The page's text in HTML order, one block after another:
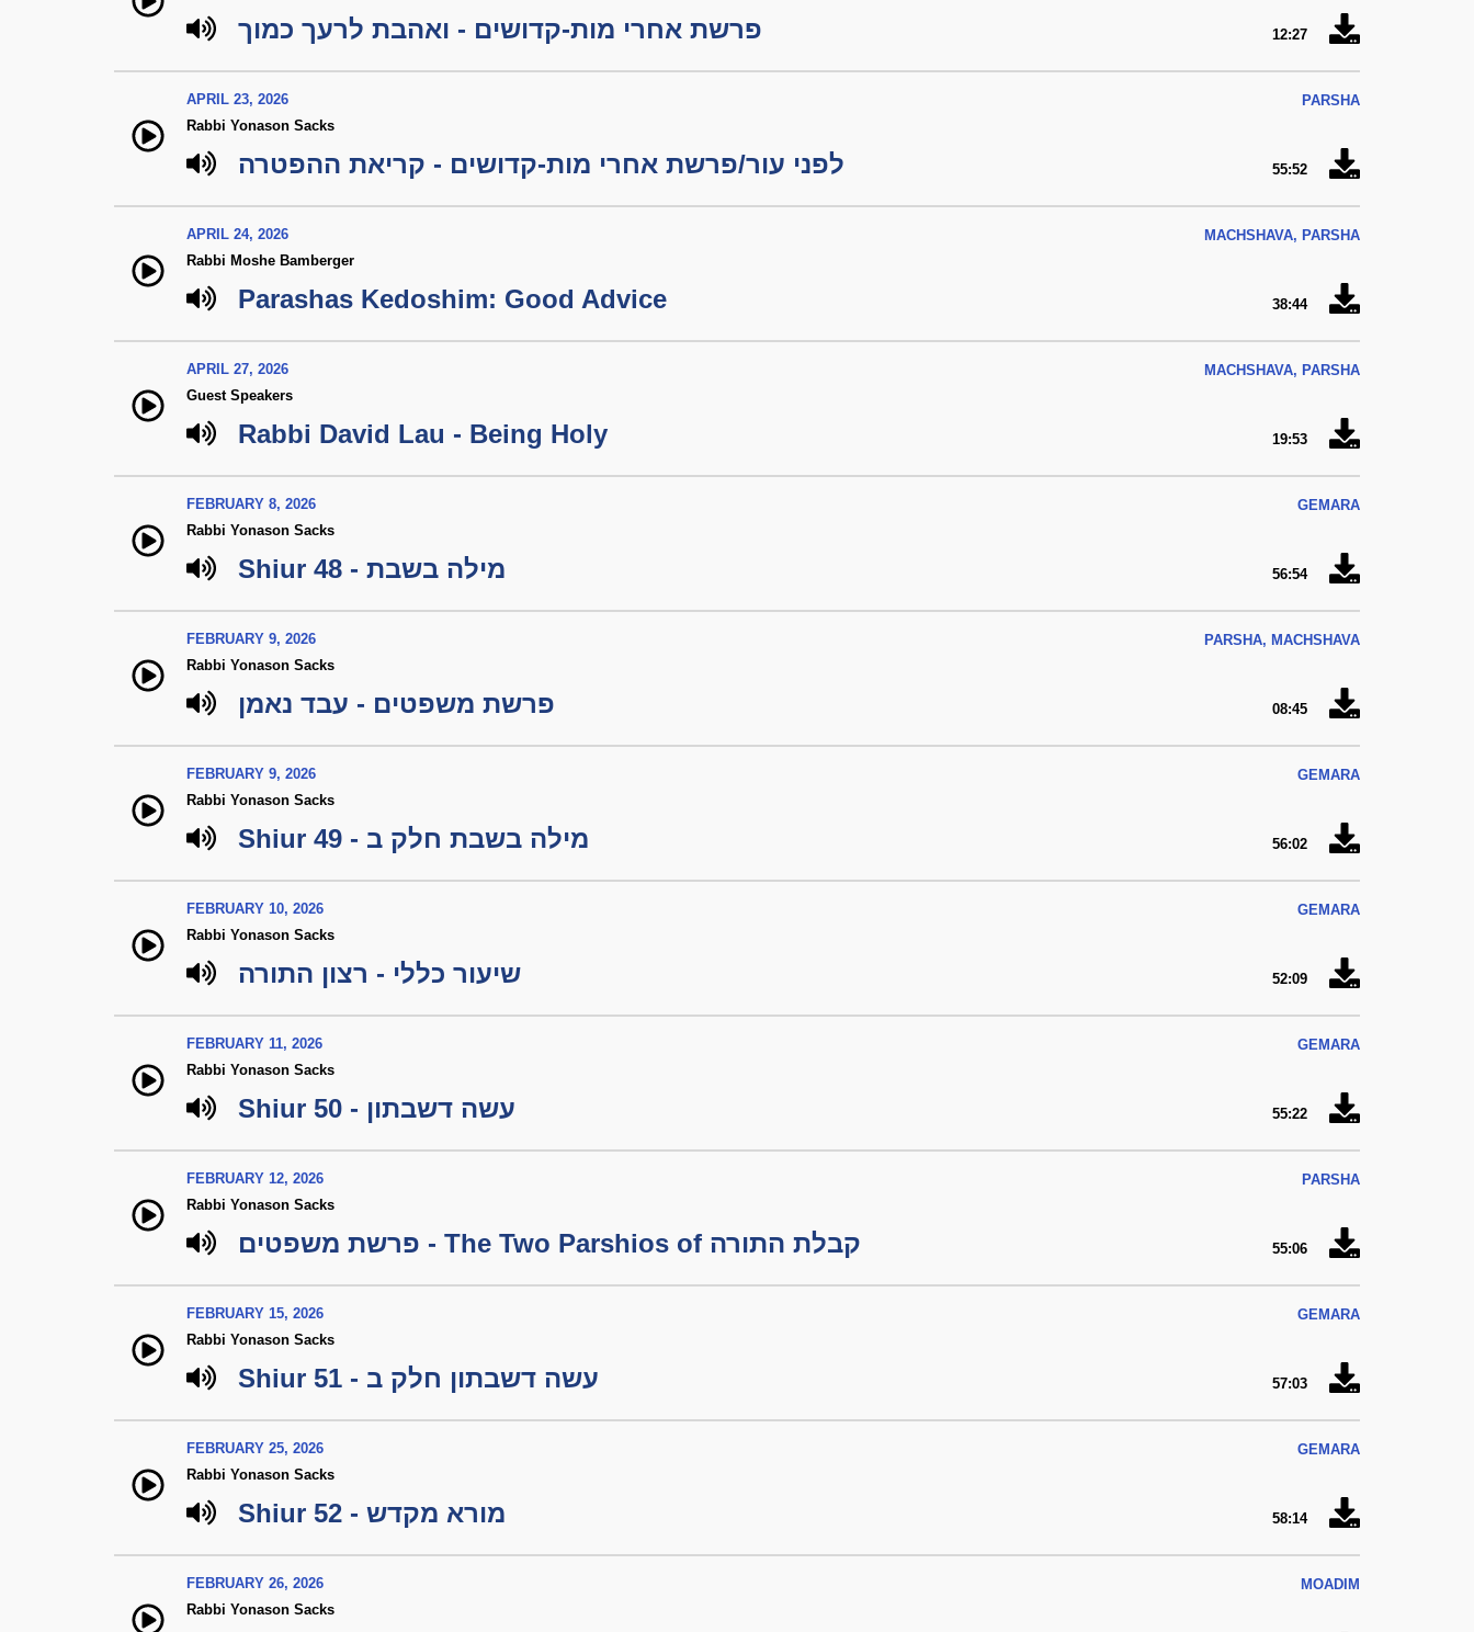
פרשת אחרי מות-קדושים - ואהבת לרעך כמוך 12:27
APRIL 23, 2026
PARSHA
Rabbi Yonason Sacks
לפני עור/פרשת אחרי מות-קדושים - קריאת ההפטרה 55:52
APRIL 24, 2026
MACHSHAVA, PARSHA
Rabbi Moshe Bamberger
Parashas Kedoshim: Good Advice 38:44
APRIL 27, 2026
MACHSHAVA, PARSHA
Guest Speakers
Rabbi David Lau - Being Holy 19:53
FEBRUARY 8, 2026
GEMARA
Rabbi Yonason Sacks
Shiur 48 - מילה בשבת 56:54
FEBRUARY 9, 2026
PARSHA, MACHSHAVA
Rabbi Yonason Sacks
פרשת משפטים - עבד נאמן 08:45
FEBRUARY 9, 2026
GEMARA
Rabbi Yonason Sacks
Shiur 49 - מילה בשבת חלק ב 56:02
FEBRUARY 10, 2026
GEMARA
Rabbi Yonason Sacks
שיעור כללי - רצון התורה 52:09
FEBRUARY 11, 2026
GEMARA
Rabbi Yonason Sacks
Shiur 50 - עשה דשבתון 55:22
FEBRUARY 12, 2026
PARSHA
Rabbi Yonason Sacks
פרשת משפטים - The Two Parshios of קבלת התורה 55:06
FEBRUARY 15, 2026
GEMARA
Rabbi Yonason Sacks
Shiur 51 - עשה דשבתון חלק ב 57:03
FEBRUARY 25, 2026
GEMARA
Rabbi Yonason Sacks
Shiur 52 - מורא מקדש 58:14
FEBRUARY 26, 2026
MOADIM
Rabbi Yonason Sacks